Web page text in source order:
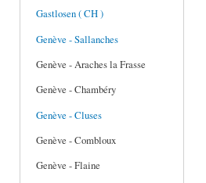
Gastlosen ( CH )
Genève - Sallanches
Genève - Araches la Frasse
Genève - Chambéry
Genève - Cluses
Genève - Combloux
Genève - Flaine